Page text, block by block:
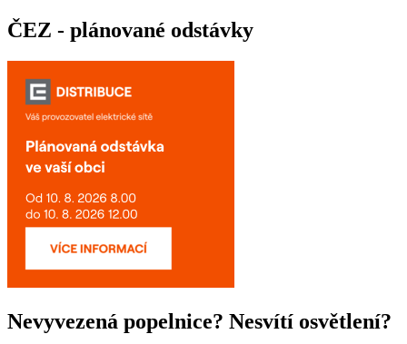
ČEZ - plánované odstávky
Nevyvezená popelnice? Nesvítí osvětlení?